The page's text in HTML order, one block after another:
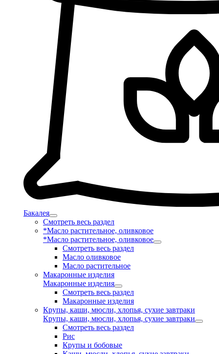
Бакалея
Смотреть весь раздел
*Масло растительное, оливковое
*Масло растительное, оливковое
Смотреть весь раздел
Масло оливковое
Масло растительное
Макаронные изделия
Макаронные изделия
Смотреть весь раздел
Макаронные изделия
Крупы, каши, мюсли, хлопья, сухие завтраки
Крупы, каши, мюсли, хлопья, сухие завтраки
Смотреть весь раздел
Рис
Крупы и бобовые